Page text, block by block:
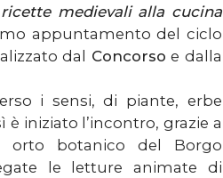
medievali alla cucina
appuntamento del ciclo
dal Concorso e dalla
i sensi, di piante, erbe
iniziato l’incontro, grazie a
orto botanico del Borgo
le letture animate di